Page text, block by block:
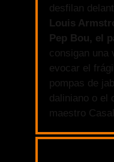
desfilan
Louis
Pep Bou, el
consigan una
evocar el
pompas de
daliniano o el
maestro